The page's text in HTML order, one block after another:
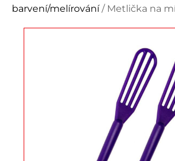
barvení/melírování/ Metlička na